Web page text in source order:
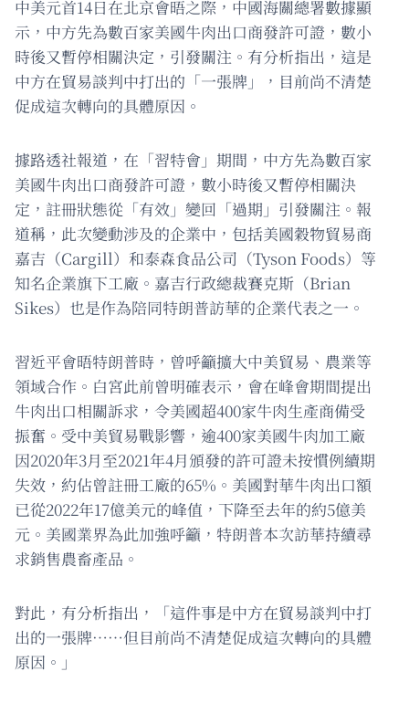
中美元首14日在北京會晤之際，中國海關總署數據顯
示，中方先為數百家美國牛肉出口商發許可證，數小
時後又暫停相關決定，引發關注。有分析指出，這是
中方在貿易談判中打出的「一張牌」，目前尚不清楚
促成這次轉向的具體原因。
據路透社報道，在「習特會」期間，中方先為數百家
美國牛肉出口商發許可證，數小時後又暫停相關決
定，註冊狀態從「有效」變回「過期」引發關注。報
道稱，此次變動涉及的企業中，包括美國穀物貿易商
嘉吉（Cargill）和泰森食品公司（Tyson Foods）等
知名企業旗下工廠。嘉吉行政總裁賽克斯（Brian
Sikes）也是作為陪同特朗普訪華的企業代表之一。
習近平會晤特朗普時，曾呼籲擴大中美貿易、農業等
領域合作。白宮此前曾明確表示，會在峰會期間提出
牛肉出口相關訴求，令美國超400家牛肉生產商備受
振奮。受中美貿易戰影響，逾400家美國牛肉加工廠
因2020年3月至2021年4月頒發的許可證未按慣例續期
失效，約佔曾註冊工廠的65%。美國對華牛肉出口額
已從2022年17億美元的峰值，下降至去年的約5億美
元。美國業界為此加強呼籲，特朗普本次訪華持續尋
求銷售農畜產品。
對此，有分析指出，「這件事是中方在貿易談判中打
出的一張牌……但目前尚不清楚促成這次轉向的具體
原因。」